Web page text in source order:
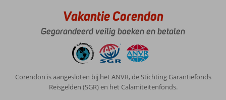
Vakantie Corendon
Gegarandeerd veilig boeken en betalen
Corendon is aangesloten bij het ANVR, de Stichting Garantiefonds
Reisgelden (SGR) en het Calamiteitenfonds.